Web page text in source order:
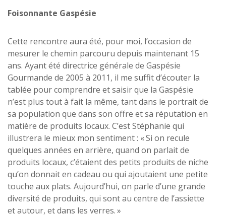
Foisonnante Gaspésie
Cette rencontre aura été, pour moi, l’occasion de
mesurer le chemin parcouru depuis maintenant 15
ans. Ayant été directrice générale de Gaspésie
Gourmande de 2005 à 2011, il me suffit d’écouter la
tablée pour comprendre et saisir que la Gaspésie
n’est plus tout à fait la même, tant dans le portrait de
sa population que dans son offre et sa réputation en
matière de produits locaux. C’est Stéphanie qui
illustrera le mieux mon sentiment : « Si on recule
quelques années en arrière, quand on parlait de
produits locaux, c’étaient des petits produits de niche
qu’on donnait en cadeau ou qui ajoutaient une petite
touche aux plats. Aujourd’hui, on parle d’une grande
diversité de produits, qui sont au centre de l’assiette
et autour, et dans les verres. »